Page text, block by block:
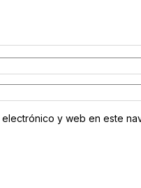
y web en este